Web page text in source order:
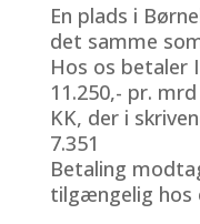
En plads i
det samme
Hos os betaler
11.250,- pr.
KK, der i
7.351
Betaling
tilgængelig hos